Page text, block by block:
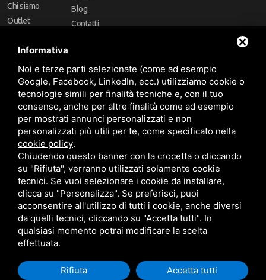
Chi siamo
Outlet
Marchi
Blog
Contatti
Follow Us
Area riservata
CBA dei Lubrificanti Spa - P. IVA 00624811204 - Codice fiscale 03472740376
R.E.A. n° 293659 - REG. IMPRESE BO Capitale Sociale €. 120.000 int. versati -
Sitemap Questo sito è protetto da Google reCAPTCHA v3,
Informativa
Noi e terze parti selezionate (come ad esempio
Google, Facebook, LinkedIn, ecc.) utilizziamo cookie o
tecnologie simili per finalità tecniche e, con il tuo
consenso, anche per altre finalità come ad esempio
per mostrati annunci personalizzati e non
personalizzati più utili per te, come specificato nella
cookie policy.
Chiudendo questo banner con la crocetta o cliccando
su "Rifiuta", verranno utilizzati solamente cookie
tecnici. Se vuoi selezionare i cookie da installare,
clicca su "Personalizza". Se preferisci, puoi
acconsentire all'utilizzo di tutti i cookie, anche diversi
da quelli tecnici, cliccando su "Accetta tutti". In
qualsiasi momento potrai modificare la scelta
effettuata.
Rifiuta Accetta tutti